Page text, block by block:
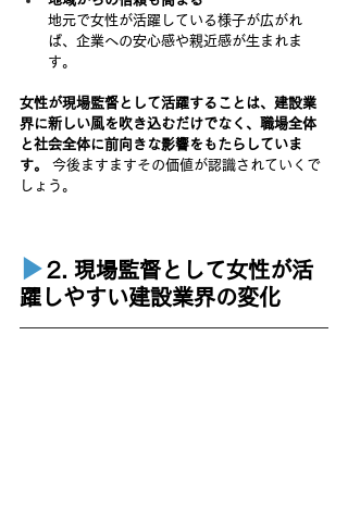
地元で女性が活躍している様子が広がれ
ば、企業への安心感や親近感が生まれま
す。
女性が現場監督として活躍することは、建設業
界に新しい風を吹き込むだけでなく、職場全体
と社会全体に前向きな影響をもたらしていま
す。
今後ますますその価値が認識されていくで
しょう。
▶︎ 2. 現場監督として女性が活
躍しやすい建設業界の変化